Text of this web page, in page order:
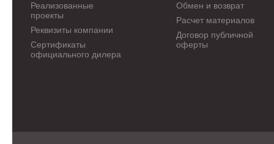
Реализованные
проекты
Реквизиты компании
Сертификаты
официального дилера
Обмен и возврат
Расчет материалов
Договор публичной
оферты